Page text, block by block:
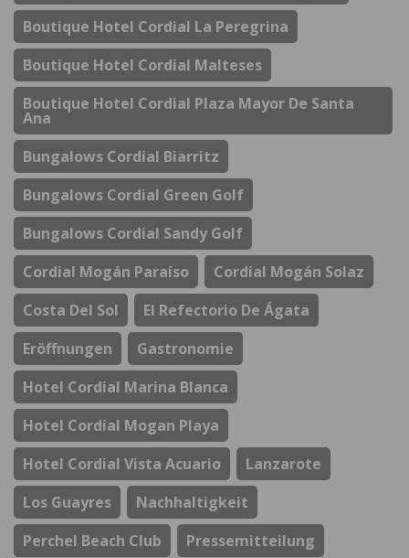
Boutique Hotel Cordial La Peregrina
Boutique Hotel Cordial Malteses
Boutique Hotel Cordial Plaza Mayor De Santa
Ana
Bungalows Cordial Biarritz
Bungalows Cordial Green Golf
Bungalows Cordial Sandy Golf
Cordial Mogán Paraíso
Cordial Mogán Solaz
Costa Del Sol
El Refectorio De Ágata
Eröffnungen
Gastronomie
Hotel Cordial Marina Blanca
Hotel Cordial Mogan Playa
Hotel Cordial Vista Acuario
Lanzarote
Los Guayres
Nachhaltigkeit
Perchel Beach Club
Pressemitteilung